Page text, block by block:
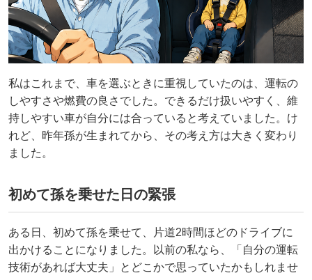
私はこれまで、車を選ぶときに重視していたのは、運転の
しやすさや燃費の良さでした。できるだけ扱いやすく、維
持しやすい車が自分には合っていると考えていました。け
れど、昨年孫が生まれてから、その考え方は大きく変わり
ました。
初めて孫を乗せた日の緊張
ある日、初めて孫を乗せて、片道2時間ほどのドライブに
出かけることになりました。以前の私なら、「自分の運転
技術があれば大丈夫」とどこかで思っていたかもしれませ